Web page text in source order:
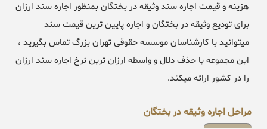
هزینه و قیمت اجاره سند وثیقه در بختگان بمنظور اجاره سند ارزان
برای تودیع وثیقه در بختگان و اجاره پایین ترین قیمت سند
میتوانید با کارشناسان موسسه حقوقی تهران بزرگ تماس بگیرید ،
این مجموعه با حذف دلال و واسطه ارزان ترین نرخ اجاره سند ارزان
را در کشور ارائه میکند.
مراحل اجاره وثیقه در بختگان